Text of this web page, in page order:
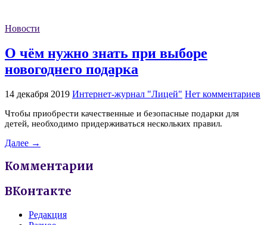
Новости
О чём нужно знать при выборе
новогоднего подарка
14 декабря 2019 Интернет-журнал "Лицей" Нет комментариев
Чтобы приобрести качественные и безопасные подарки для
детей, необходимо придерживаться нескольких правил.
Далее →
Комментарии
ВКонтакте
Редакция